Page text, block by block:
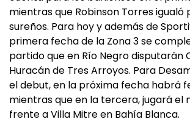
mientras que Robinson Torres igualó
sureños. Para hoy y además de
primera fecha de la Zona 3 se
partido que en Río Negro disputarán
Huracán de Tres Arroyos. Para
el debut, en la próxima fecha habrá
mientras que en la tercera, jugará el
frente a Villa Mitre en Bahía Blanca.